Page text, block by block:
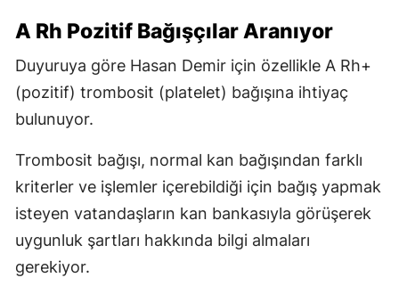
A Rh Pozitif Bağışçılar Aranıyor
Duyuruya göre Hasan Demir için özellikle A Rh+
(pozitif) trombosit (platelet) bağışına ihtiyaç
bulunuyor.
Trombosit bağışı, normal kan bağışından farklı
kriterler ve işlemler içerebildiği için bağış yapmak
isteyen vatandaşların kan bankasıyla görüşerek
uygunluk şartları hakkında bilgi almaları
gerekiyor.